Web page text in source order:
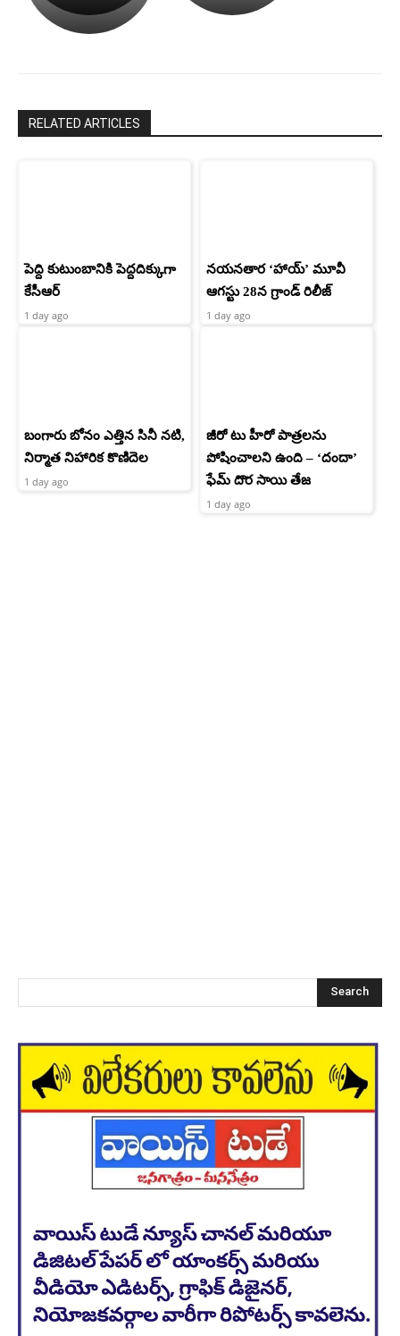
శ్రీనిధి
పాపం
రామ్
RELATED ARTICLES
పెద్ది కుటుంబానికి పెద్దదిక్కుగా
కేసీఆర్
1 day ago
నయనతార ‘హాయ్’ మూవీ
ఆగస్టు 28న గ్రాండ్ రిలీజ్
1 day ago
బంగారు బోనం ఎత్తిన సినీ నటి,
నిర్మాత నిహారిక కొణిదెల
1 day ago
జీరో టు హీరో పాత్రలను
పోషించాలని ఉంది – ‘దందా’
ఫేమ్ దొర సాయి తేజ
1 day ago
Search